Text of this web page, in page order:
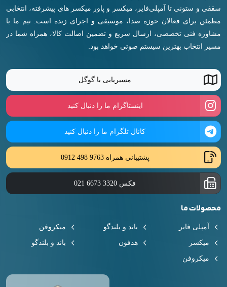
سقفی و ستونی تا آمپلی‌فایر، میکسر و پاور میکسر های پیشرفته، انتخابی
مطمئن برای فعالان حوزه صدا، موسیقی و اجرای زنده است. تیم ما با
مشاوره فنی تخصصی، ارسال سریع و تضمین اصالت کالا، همراه شما در
مسیر انتخاب بهترین سیستم صوتی خواهد بود.
مسیریابی با گوگل
اینستاگرام ما را دنبال کنید
کانال تلگرام ما را دنبال کنید
پشتیبانی همراه0912 498 9763
فکس 021 6673 3320
محصولات ما
آمپلی فایر باند و بلندگو
میکروفن
میکسر
هدفون
باند و بلندگو
میکروفن